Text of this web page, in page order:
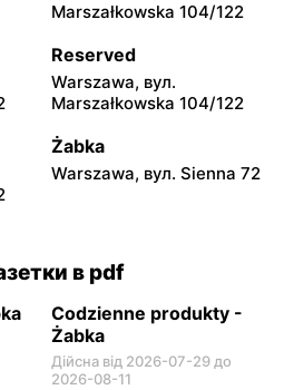
41/43
Żabka
14
Żabka
Marszałkowska 104/122
Reserved
Warszawa, вул.
Marszałkowska 104/122
Żabka
Warszawa, вул. Sienna 72
в pdf
Codzienne produkty -
Żabka
Дійсна від 2026-07-29 до
2026-08-11